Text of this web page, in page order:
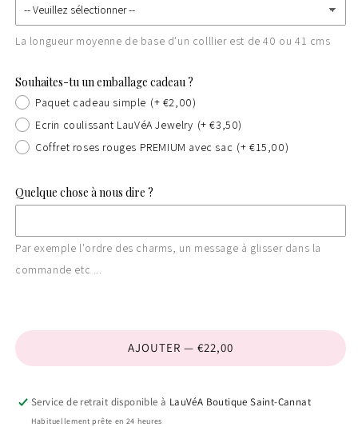
La longueur moyenne de base d'un colllier est de 40 ou 41 cms
Souhaites-tu un emballage cadeau ?
Paquet cadeau simple (+ €2,00)
Ecrin coulissant LauVéA Jewelry (+ €3,50)
Coffret roses rouges PREMIUM avec sac (+ €15,00)
Quelque chose à nous dire ?
Par exemple l'ordre des charms, un message à glisser dans la
commande etc ...
AJOUTER — €22,00
Service de retrait disponible à LauVéA Boutique Saint-Cannat
Habituellement prête en 24 heures